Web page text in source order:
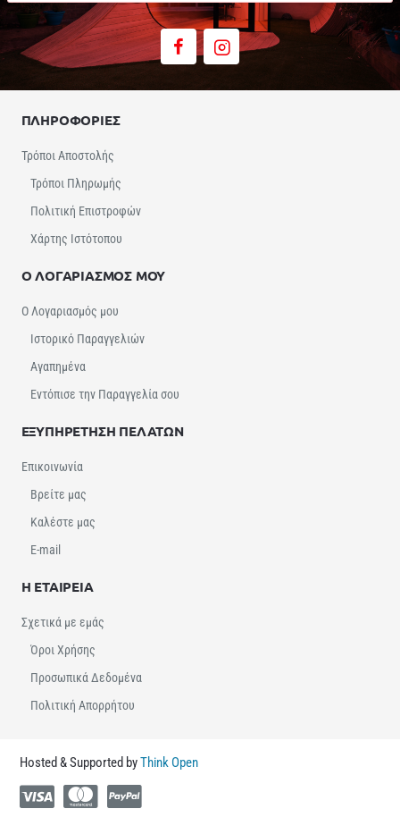
ΠΛΗΡΟΦΟΡΙΕΣ
Τρόποι Αποστολής
Τρόποι Πληρωμής
Πολιτική Επιστροφών
Χάρτης Ιστότοπου
Ο ΛΟΓΑΡΙΑΣΜΟΣ ΜΟΥ
Ο Λογαριασμός μου
Ιστορικό Παραγγελιών
Αγαπημένα
Εντόπισε την Παραγγελία σου
ΕΞΥΠΗΡΕΤΗΣΗ ΠΕΛΑΤΩΝ
Επικοινωνία
Βρείτε μας
Καλέστε μας
E-mail
Η ΕΤΑΙΡΕΙΑ
Σχετικά με εμάς
Όροι Χρήσης
Προσωπικά Δεδομένα
Πολιτική Απορρήτου
Hosted & Supported byThink Open